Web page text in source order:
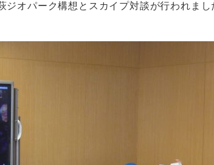
ジオパーク構想とスカイプ対談が行われまし